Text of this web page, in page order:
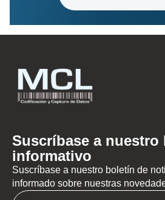
Suscríbase a nuestro
informativo
Suscríbase a nuestro boletín de
informado sobre nuestras